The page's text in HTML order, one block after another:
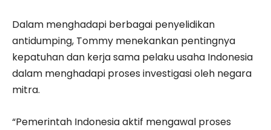
Dalam menghadapi berbagai penyelidikan
antidumping, Tommy menekankan pentingnya
kepatuhan dan kerja sama pelaku usaha Indonesia
dalam menghadapi proses investigasi oleh negara
mitra.
“Pemerintah Indonesia aktif mengawal proses